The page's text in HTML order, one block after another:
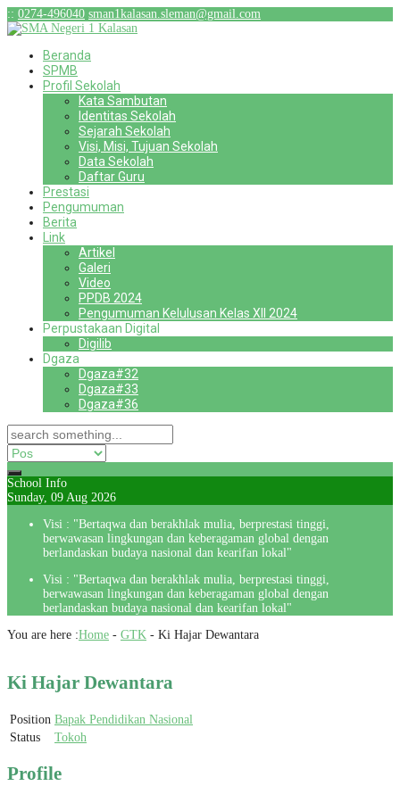
:: 0274-496040 sman1kalasan.sleman@gmail.com
Beranda
SPMB
Profil Sekolah
Kata Sambutan
Identitas Sekolah
Sejarah Sekolah
Visi, Misi, Tujuan Sekolah
Data Sekolah
Daftar Guru
Prestasi
Pengumuman
Berita
Link
Artikel
Galeri
Video
PPDB 2024
Pengumuman Kelulusan Kelas XII 2024
Perpustakaan Digital
Digilib
Dgaza
Dgaza#32
Dgaza#33
Dgaza#36
School Info
Sunday, 09 Aug 2026
Visi : "Bertaqwa dan berakhlak mulia, berprestasi tinggi,
berwawasan lingkungan dan keberagaman global dengan
berlandaskan budaya nasional dan kearifan lokal"
Visi : "Bertaqwa dan berakhlak mulia, berprestasi tinggi,
berwawasan lingkungan dan keberagaman global dengan
berlandaskan budaya nasional dan kearifan lokal"
You are here :Home - GTK - Ki Hajar Dewantara
Ki Hajar Dewantara
Position Bapak Pendidikan Nasional
Status
Tokoh
Profile